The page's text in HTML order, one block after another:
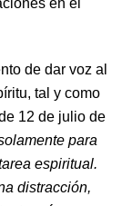
de dar voz al
tal y como
12 de julio de
para
espiritual.
distracción,